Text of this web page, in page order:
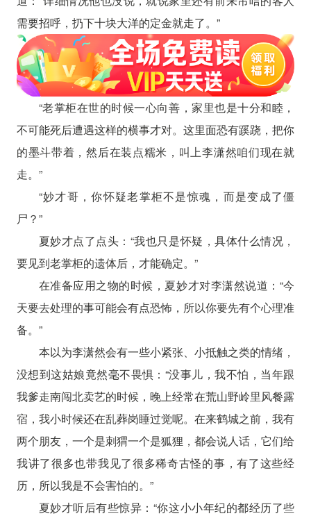
需要招呼，扔下十块大洋的定金就走了。”
“老掌柜在世的时候一心向善，家里也是十分和睦，
不可能死后遭遇这样的横事才对。这里面恐有蹊跷，把你
的墨斗带着，然后在装点糯米，叫上李潇然咱们现在就
走。”
“妙才哥，你怀疑老掌柜不是惊魂，而是变成了僵
尸？”
夏妙才点了点头：“我也只是怀疑，具体什么情况，
要见到老掌柜的遗体后，才能确定。”
在准备应用之物的时候，夏妙才对李潇然说道：“今
天要去处理的事可能会有点恐怖，所以你要先有个心理准
备。”
本以为李潇然会有一些小紧张、小抵触之类的情绪，
没想到这姑娘竟然毫不畏惧：“没事儿，我不怕，当年跟
我爹走南闯北卖艺的时候，晚上经常在荒山野岭里风餐露
宿，我小时候还在乱葬岗睡过觉呢。在来鹤城之前，我有
两个朋友，一个是刺猬一个是狐狸，都会说人话，它们给
我讲了很多也带我见了很多稀奇古怪的事，有了这些经
历，所以我是不会害怕的。”
夏妙才听后有些惊异：“你这小小年纪的都经历了些